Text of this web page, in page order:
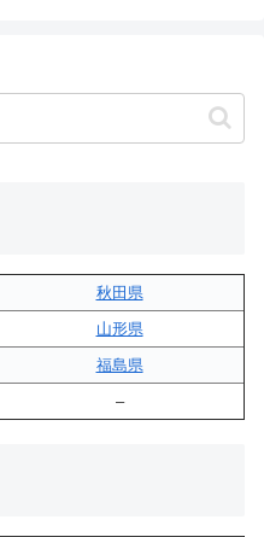
秋田県
山形県
福島県
–